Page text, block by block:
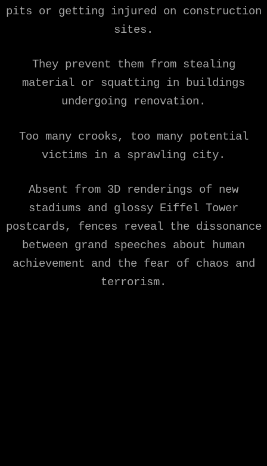
pits or getting injured on construction
sites.
They prevent them from stealing
material or squatting in buildings
undergoing renovation.
Too many crooks, too many potential
victims in a sprawling city.
Absent from 3D renderings of new
stadiums and glossy Eiffel Tower
postcards, fences reveal the dissonance
between grand speeches about human
achievement and the fear of chaos and
terrorism.